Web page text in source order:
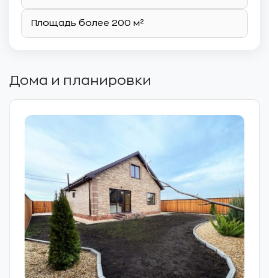
Площадь более 200 м²
Дома и планировки